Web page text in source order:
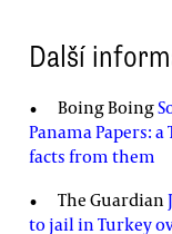
Další
Boing Boing
Panama Papers:
facts from them
The Guardian
to jail in Turkey